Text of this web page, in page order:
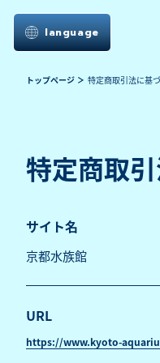
language
トップページ 特定商取引法に基
特定商取
サイト名
京都水族館
URL
https://www.kyoto-